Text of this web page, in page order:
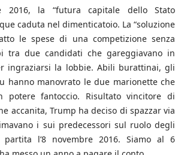
2016, la “futura capitale dello Stato
caduta nel dimenticatoio. La “soluzione
le spese di una competizione senza
tra due candidati che gareggiavano in
ingraziarsi la lobbie. Abili burattinai, gli
hanno manovrato le due marionette che
potere fantoccio. Risultato vincitore di
accanita, Trump ha deciso di spazzar via
i sui predecessori sul ruolo degli
l’8 novembre 2016. Siamo al 6